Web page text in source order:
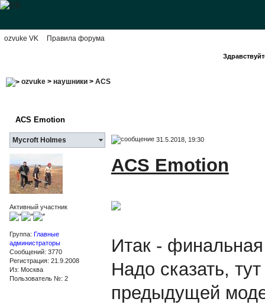
ozvuke VK Правила форума
ozvuke> наушники> ACS
ACS Emotion
Mycroft Holmes 31.5.2018, 19:30
Активный участник
Группа: Главные
администраторы
Сообщений: 3770
Регистрация: 21.9.2008
Из: Москва
Пользователь №: 2
ACS Emotion
Итак -
Надо сказать,
предыдущей